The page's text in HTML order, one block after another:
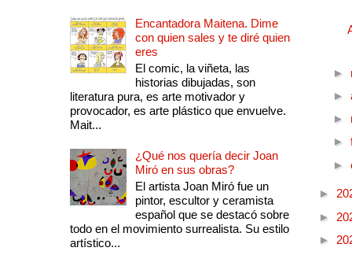
Encantadora Maitena. Dime
con quien sales y te diré quien
eres
El comic, la viñeta, las
historias dibujadas, son
literatura pura, es arte motivador y
provocador, es arte plástico que envuelve.
Mait...
¿Qué nos quería decir Joan
Miró en sus obras?
El artista Joan Miró fue un
pintor, escultor y ceramista
español que se destacó sobre
todo en el movimiento surrealista. Su estilo
artístico...
►
►
►
►
►
►
►
►